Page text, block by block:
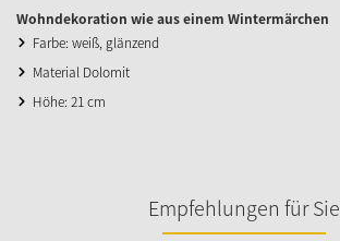
Wohndekoration wie aus einem Wintermärchen
Farbe: weiß, glänzend
Material Dolomit
Höhe: 21 cm
Empfehlungen für Sie